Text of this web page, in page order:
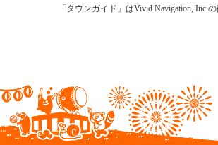
「タウンガイド」はVivid Navigation, Inc.の